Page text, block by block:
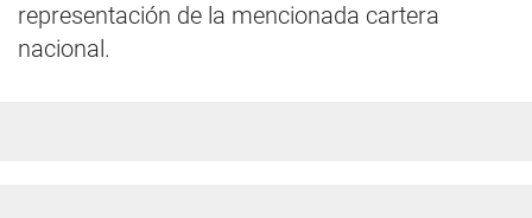
representación de la mencionada cartera
nacional.